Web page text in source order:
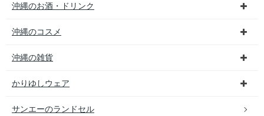
沖縄のお酒・ドリンク
沖縄のコスメ
沖縄の雑貨
かりゆしウェア
サンエーのランドセル